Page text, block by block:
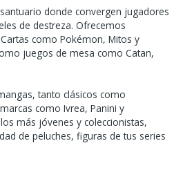
donde convergen jugadores
de destreza. Ofrecemos
como Pokémon, Mitos y
juegos de mesa como Catan,
tanto clásicos como
como Ivrea, Panini y
más jóvenes y coleccionistas,
de peluches, figuras de tus series